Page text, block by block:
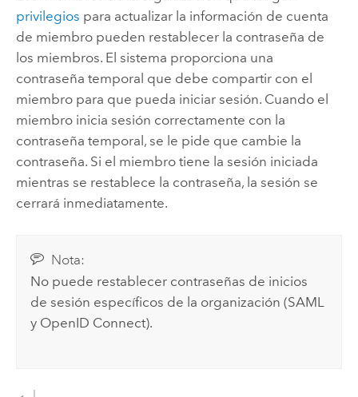
privilegios para actualizar la información de cuenta
de miembro pueden restablecer la contraseña de
los miembros. El sistema proporciona una
contraseña temporal que debe compartir con el
miembro para que pueda iniciar sesión. Cuando el
miembro inicia sesión correctamente con la
contraseña temporal, se le pide que cambie la
contraseña. Si el miembro tiene la sesión iniciada
mientras se restablece la contraseña, la sesión se
cerrará inmediatamente.
Nota:
No puede restablecer contraseñas de inicios
de sesión específicos de la organización (SAML
y OpenID Connect).